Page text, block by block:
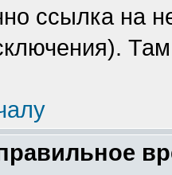
ссылка на